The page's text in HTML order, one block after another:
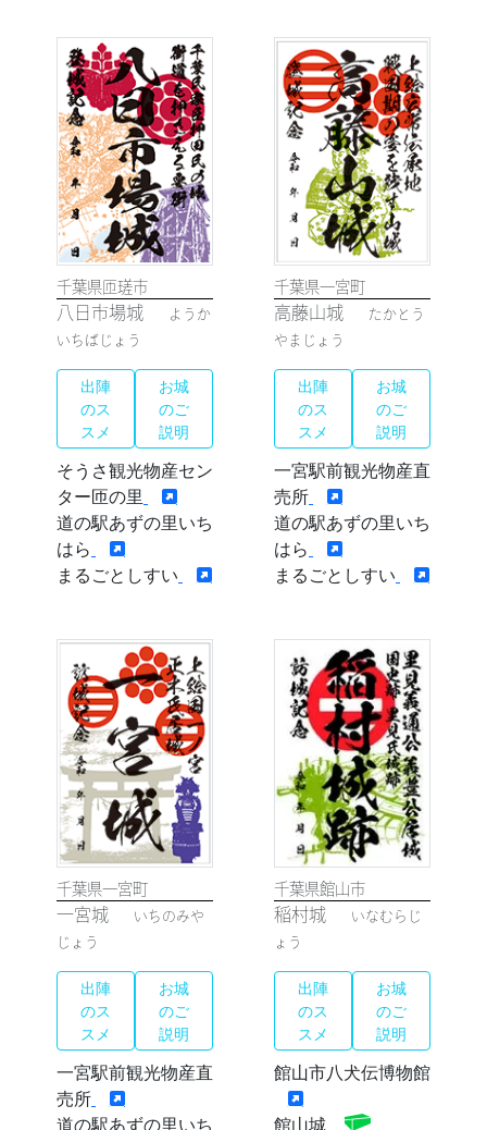
千葉県匝瑳市
八日市場城
ようか
いちばじょう
出陣
のス
スメ
お城
のご
説明
そうさ観光物産セン
ター匝の里
道の駅あずの里いち
はら
まるごとしすい
千葉県一宮町
高藤山城
たかとう
やまじょう
出陣
のス
スメ
お城
のご
説明
一宮駅前観光物産直
売所
道の駅あずの里いち
はら
まるごとしすい
千葉県一宮町
一宮城
いちのみや
じょう
出陣
のス
スメ
お城
のご
説明
一宮駅前観光物産直
売所
道の駅あずの里いち
千葉県館山市
稲村城
いなむらじ
ょう
出陣
のス
スメ
お城
のご
説明
館山市八犬伝博物館
館山城